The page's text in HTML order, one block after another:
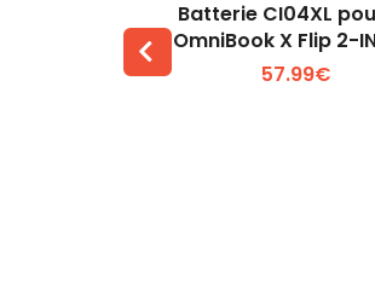
Voir plus +
Batterie CI04XL
OmniBook X Flip 2-
57.99€